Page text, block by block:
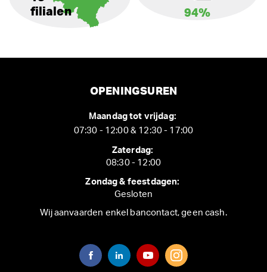
filialen
94%
OPENINGSUREN
Maandag tot vrijdag:
07:30 - 12:00 & 12:30 - 17:00
Zaterdag:
08:30 - 12:00
Zondag & feestdagen:
Gesloten
Wij aanvaarden enkel bancontact, geen cash.